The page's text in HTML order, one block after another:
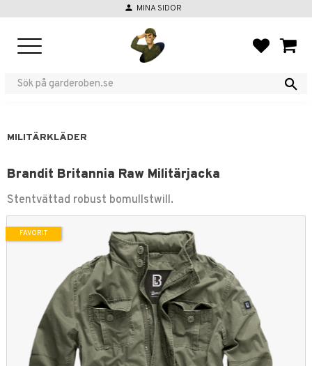
person MINA SIDOR
MILITÄRKLÄDER
Brandit Britannia Raw Militärjacka
Stentvättad robust bomullstwill.
FAVORIT